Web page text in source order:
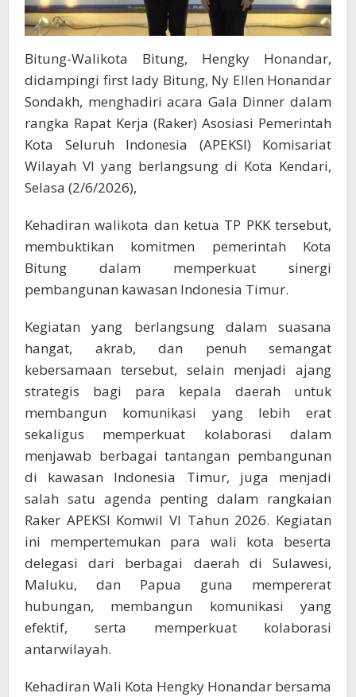
Bitung-Walikota Bitung, Hengky Honandar,
didampingi first lady Bitung, Ny Ellen Honandar
Sondakh, menghadiri acara Gala Dinner dalam
rangka Rapat Kerja (Raker) Asosiasi Pemerintah
Kota Seluruh Indonesia (APEKSI) Komisariat
Wilayah VI yang berlangsung di Kota Kendari,
Selasa (2/6/2026),
Kehadiran walikota dan ketua TP PKK tersebut,
membuktikan komitmen pemerintah Kota
Bitung dalam memperkuat sinergi
pembangunan kawasan Indonesia Timur.
Kegiatan yang berlangsung dalam suasana
hangat, akrab, dan penuh semangat
kebersamaan tersebut, selain menjadi ajang
strategis bagi para kepala daerah untuk
membangun komunikasi yang lebih erat
sekaligus memperkuat kolaborasi dalam
menjawab berbagai tantangan pembangunan
di kawasan Indonesia Timur, juga menjadi
salah satu agenda penting dalam rangkaian
Raker APEKSI Komwil VI Tahun 2026. Kegiatan
ini mempertemukan para wali kota beserta
delegasi dari berbagai daerah di Sulawesi,
Maluku, dan Papua guna mempererat
hubungan, membangun komunikasi yang
efektif, serta memperkuat kolaborasi
antarwilayah.
Kehadiran Wali Kota Hengky Honandar bersama